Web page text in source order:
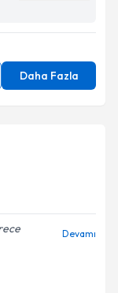
Daha Fazla
Devamı